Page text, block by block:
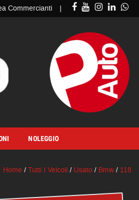
Commercianti
NOLEGGIO
Home / Tutti I Veicoli / Usato / Bmw / 118